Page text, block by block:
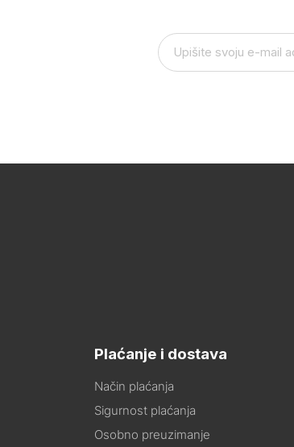
Plaćanje i dostava
Način plaćanja
Sigurnost plaćanja
Osobno preuzimanje